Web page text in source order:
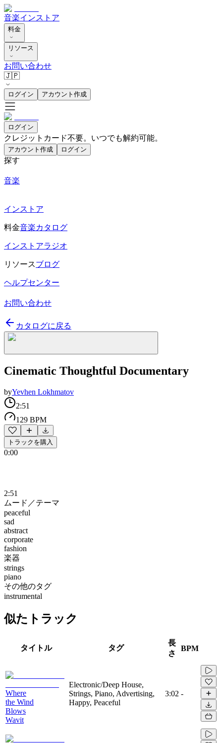
音楽インストア
料金
リソース
お問い合わせ
🇯🇵
ログイン アカウント作成
ログイン
クレジットカード不要。いつでも解約可能。
アカウント作成 ログイン
探す
音楽
インストア
料金音楽カタログ
インストアラジオ
リソースブログ
ヘルプセンター
お問い合わせ
カタログに戻る
Cinematic Thoughtful Documentary
byYevhen Lokhmatov
2:51
129 BPM
トラックを購入
0:00
2:51
ムード／テーマ
peaceful
sad
abstract
corporate
fashion
楽器
strings
piano
その他のタグ
instrumental
似たトラック
タイトル タグ
長
さ
BPM
Where
the Wind
Blows
Wavit
Electronic/Deep House,
Strings, Piano, Advertising,
Happy, Peaceful
3:02 -